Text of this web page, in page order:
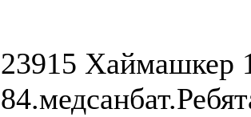
23915 Хаймашкер